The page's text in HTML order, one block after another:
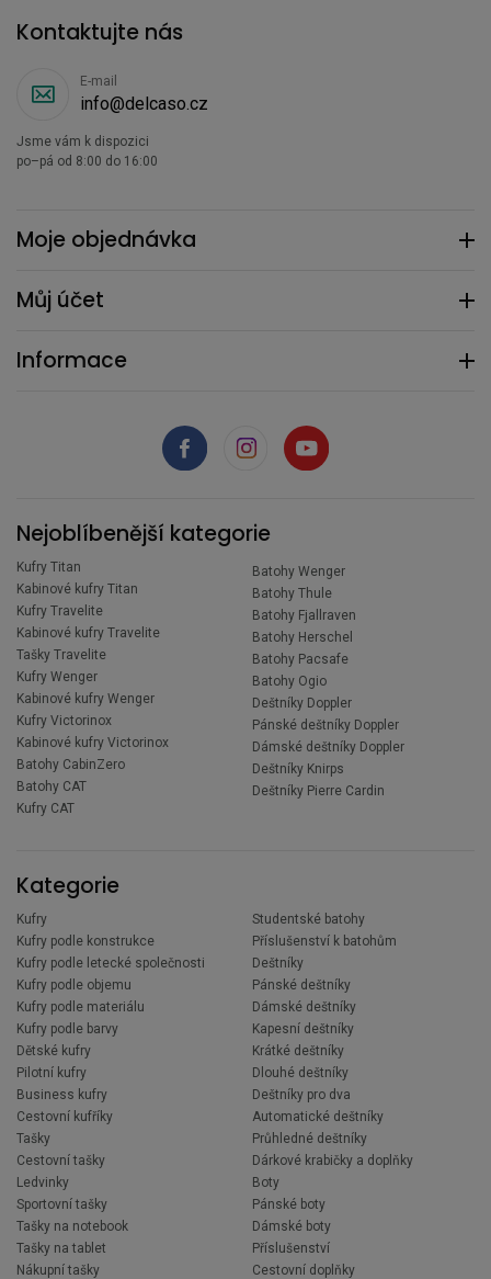
Moje objednávka
Můj účet
Informace
Kontaktujte nás
E-mail
info@delcaso.cz
Jsme vám k dispozici
po–pá od 8:00 do 16:00
Nejoblíbenější kategorie
Kufry Titan
Kabinové kufry Titan
Kufry Travelite
Kabinové kufry Travelite
Tašky Travelite
Kufry Wenger
Kabinové kufry Wenger
Kufry Victorinox
Kabinové kufry Victorinox
Batohy CabinZero
Batohy CAT
Kufry CAT
Batohy Wenger
Batohy Thule
Batohy Fjallraven
Batohy Herschel
Batohy Pacsafe
Batohy Ogio
Deštníky Doppler
Pánské deštníky Doppler
Dámské deštníky Doppler
Deštníky Knirps
Deštníky Pierre Cardin
Kategorie
Kufry
Kufry podle konstrukce
Kufry podle letecké společnosti
Kufry podle objemu
Kufry podle materiálu
Kufry podle barvy
Dětské kufry
Pilotní kufry
Business kufry
Cestovní kufříky
Tašky
Cestovní tašky
Ledvinky
Sportovní tašky
Tašky na notebook
Tašky na tablet
Nákupní tašky
Studentské batohy
Příslušenství k batohům
Deštníky
Pánské deštníky
Dámské deštníky
Kapesní deštníky
Krátké deštníky
Dlouhé deštníky
Deštníky pro dva
Automatické deštníky
Průhledné deštníky
Dárkové krabičky a doplňky
Boty
Pánské boty
Dámské boty
Příslušenství
Cestovní doplňky